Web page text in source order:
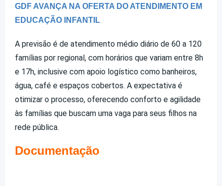
GDF AVANÇA NA OFERTA DO ATENDIMENTO EM
EDUCAÇÃO INFANTIL
A previsão é de atendimento médio diário de 60 a 120
famílias por regional, com horários que variam entre 8h
e 17h, inclusive com apoio logístico como banheiros,
água, café e espaços cobertos. A expectativa é
otimizar o processo, oferecendo conforto e agilidade
às famílias que buscam uma vaga para seus filhos na
rede pública.
Documentação